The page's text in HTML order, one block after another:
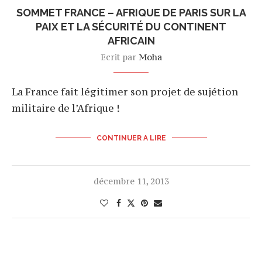
SOMMET FRANCE – AFRIQUE DE PARIS SUR LA
PAIX ET LA SÉCURITÉ DU CONTINENT
AFRICAIN
Ecrit par Moha
La France fait légitimer son projet de sujétion
militaire de l’Afrique !
CONTINUER A LIRE
décembre 11, 2013